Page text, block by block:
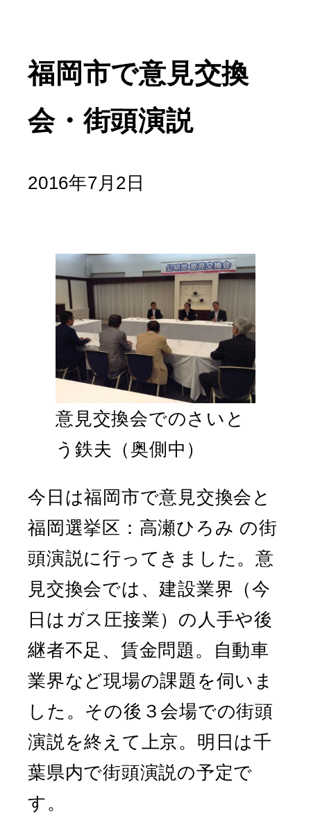
福岡市で意見交換
会・街頭演説
2016年7月2日
意見交換会でのさいと
う鉄夫（奥側中）
今日は福岡市で意見交換会と
福岡選挙区：高瀬ひろみ の街
頭演説に行ってきました。意
見交換会では、建設業界（今
日はガス圧接業）の人手や後
継者不足、賃金問題。自動車
業界など現場の課題を伺いま
した。その後３会場での街頭
演説を終えて上京。明日は千
葉県内で街頭演説の予定で
す。